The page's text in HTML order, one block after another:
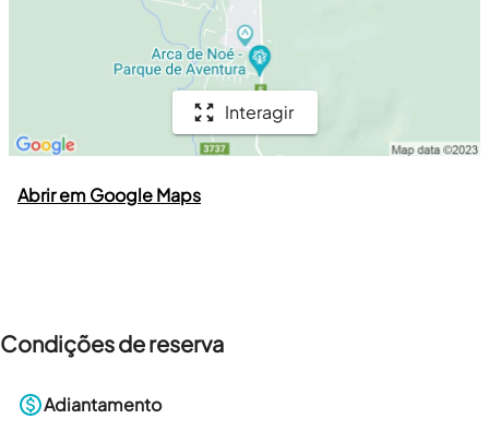
Interagir
Abrir em Google Maps
Condições de reserva
Adiantamento